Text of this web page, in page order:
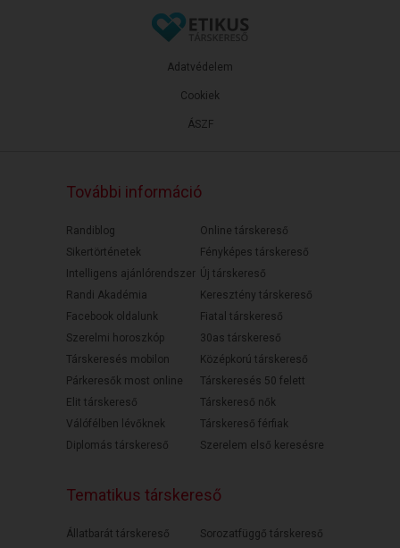
ÁSZF
Adatvédelem
Cookiek
További információ
Randiblog
Sikertörténetek
Intelligens ajánlórendszer
Randi Akadémia
Facebook oldalunk
Szerelmi horoszkóp
Társkeresés mobilon
Párkeresők most online
Elit társkereső
Válófélben lévőknek
Diplomás társkereső
Online társkereső
Fényképes társkereső
Új társkereső
Keresztény társkereső
Fiatal társkereső
30as társkereső
Középkorú társkereső
Társkeresés 50 felett
Társkereső nők
Társkereső férfiak
Szerelem első keresésre
Tematikus társkereső
Állatbarát társkereső
Sorozatfüggő társkereső